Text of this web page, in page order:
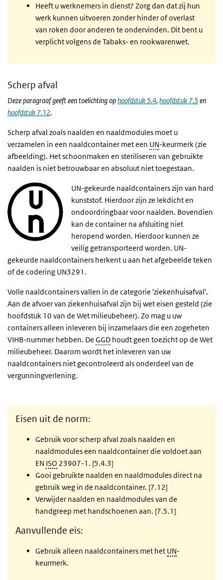
Heeft u werknemers in dienst? Zorg dan dat zij hun
werk kunnen uitvoeren zonder hinder of overlast
van roken door anderen te ondervinden. Dit bent u
verplicht volgens de Tabaks- en rookwarenwet.
Scherp afval
Deze paragraaf geeft een toelichting ophoofdstuk 5.4,hoofdstuk 7.5 en
hoofdstuk 7.12.
Scherp afval zoals naalden en naaldmodules moet u
verzamelen in een naaldcontainer met een UN-keurmerk (zie
afbeelding). Het schoonmaken en steriliseren van gebruikte
naalden is niet betrouwbaar en absoluut niet toegestaan.
UN-gekeurde naaldcontainers zijn van hard
kunststof. Hierdoor zijn ze lekdicht en
ondoordringbaar voor naalden. Bovendien
kan de container na afsluiting niet
heropend worden. Hierdoor kunnen ze
veilig getransporteerd worden. UN-
gekeurde naaldcontainers herkent u aan het afgebeelde teken
of de codering UN3291.
Volle naaldcontainers vallen in de categorie 'ziekenhuisafval'.
Aan de afvoer van ziekenhuisafval zijn bij wet eisen gesteld (zie
hoofdstuk 10 van de Wet milieubeheer). Zo mag u uw
containers alleen inleveren bij inzamelaars die een zogeheten
VIHB-nummer hebben. De GGD houdt geen toezicht op de Wet
milieubeheer. Daarom wordt het inleveren van uw
naaldcontainers niet gecontroleerd als onderdeel van de
vergunningverlening.
Eisen uit de norm:
Gebruik voor scherp afval zoals naalden en
naaldmodules een naaldcontainer die voldoet aan
EN ISO 23907-1. [5.4.3]
Gooi gebruikte naalden en naaldmodules direct na
gebruik weg in de naaldcontainer. [7.12]
Verwijder naalden en naaldmodules van de
handgreep met handschoenen aan. [7.5.1]
Aanvullende eis:
Gebruik alleen naaldcontainers met het UN-
keurmerk.